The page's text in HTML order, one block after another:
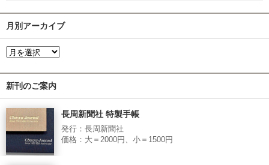
月別アーカイブ
新刊のご案内
長周新聞社 特製手帳
発行：長周新聞社
価格：大＝2000円、小＝1500円